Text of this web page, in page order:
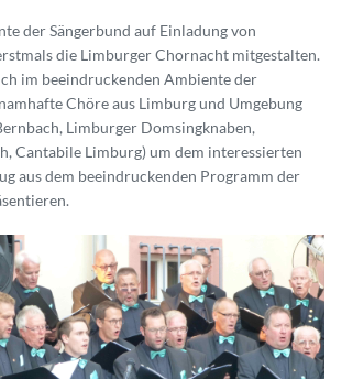
der Sängerbund auf Einladung von
die Limburger Chornacht mitgestalten.
im beeindruckenden Ambiente der
Chöre aus Limburg und Umgebung
Limburger Domsingknaben,
Cantabile Limburg) um dem interessierten
aus dem beeindruckenden Programm der